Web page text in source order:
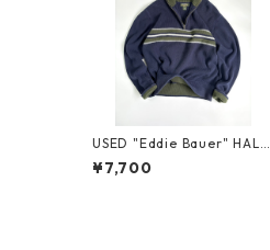
USED "Eddie Bauer" HALF
-ZIP COTTON KNIT
¥7,700